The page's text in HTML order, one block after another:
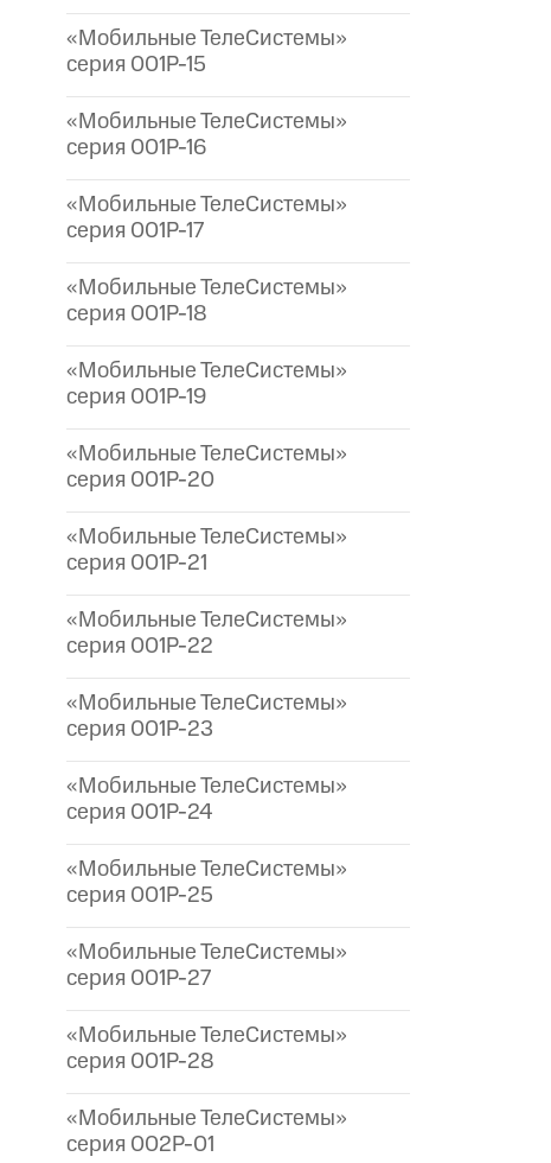
«Мобильные ТелеСистемы»
серия 001P-15
«Мобильные ТелеСистемы»
серия 001P-16
«Мобильные ТелеСистемы»
серия 001P-17
«Мобильные ТелеСистемы»
серия 001P-18
«Мобильные ТелеСистемы»
серия 001P-19
«Мобильные ТелеСистемы»
серия 001P-20
«Мобильные ТелеСистемы»
серия 001P-21
«Мобильные ТелеСистемы»
серия 001P-22
«Мобильные ТелеСистемы»
серия 001P-23
«Мобильные ТелеСистемы»
серия 001P-24
«Мобильные ТелеСистемы»
серия 001P-25
«Мобильные ТелеСистемы»
серия 001P-27
«Мобильные ТелеСистемы»
серия 001P-28
«Мобильные ТелеСистемы»
серия 002P-01